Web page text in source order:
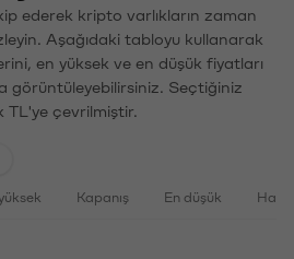
ederek kripto varlıkların zaman
Aşağıdaki tabloyu kullanarak
en yüksek ve en düşük fiyatları
görüntüleyebilirsiniz. Seçtiğiniz
TL'ye çevrilmiştir.
Kapanış En düşük